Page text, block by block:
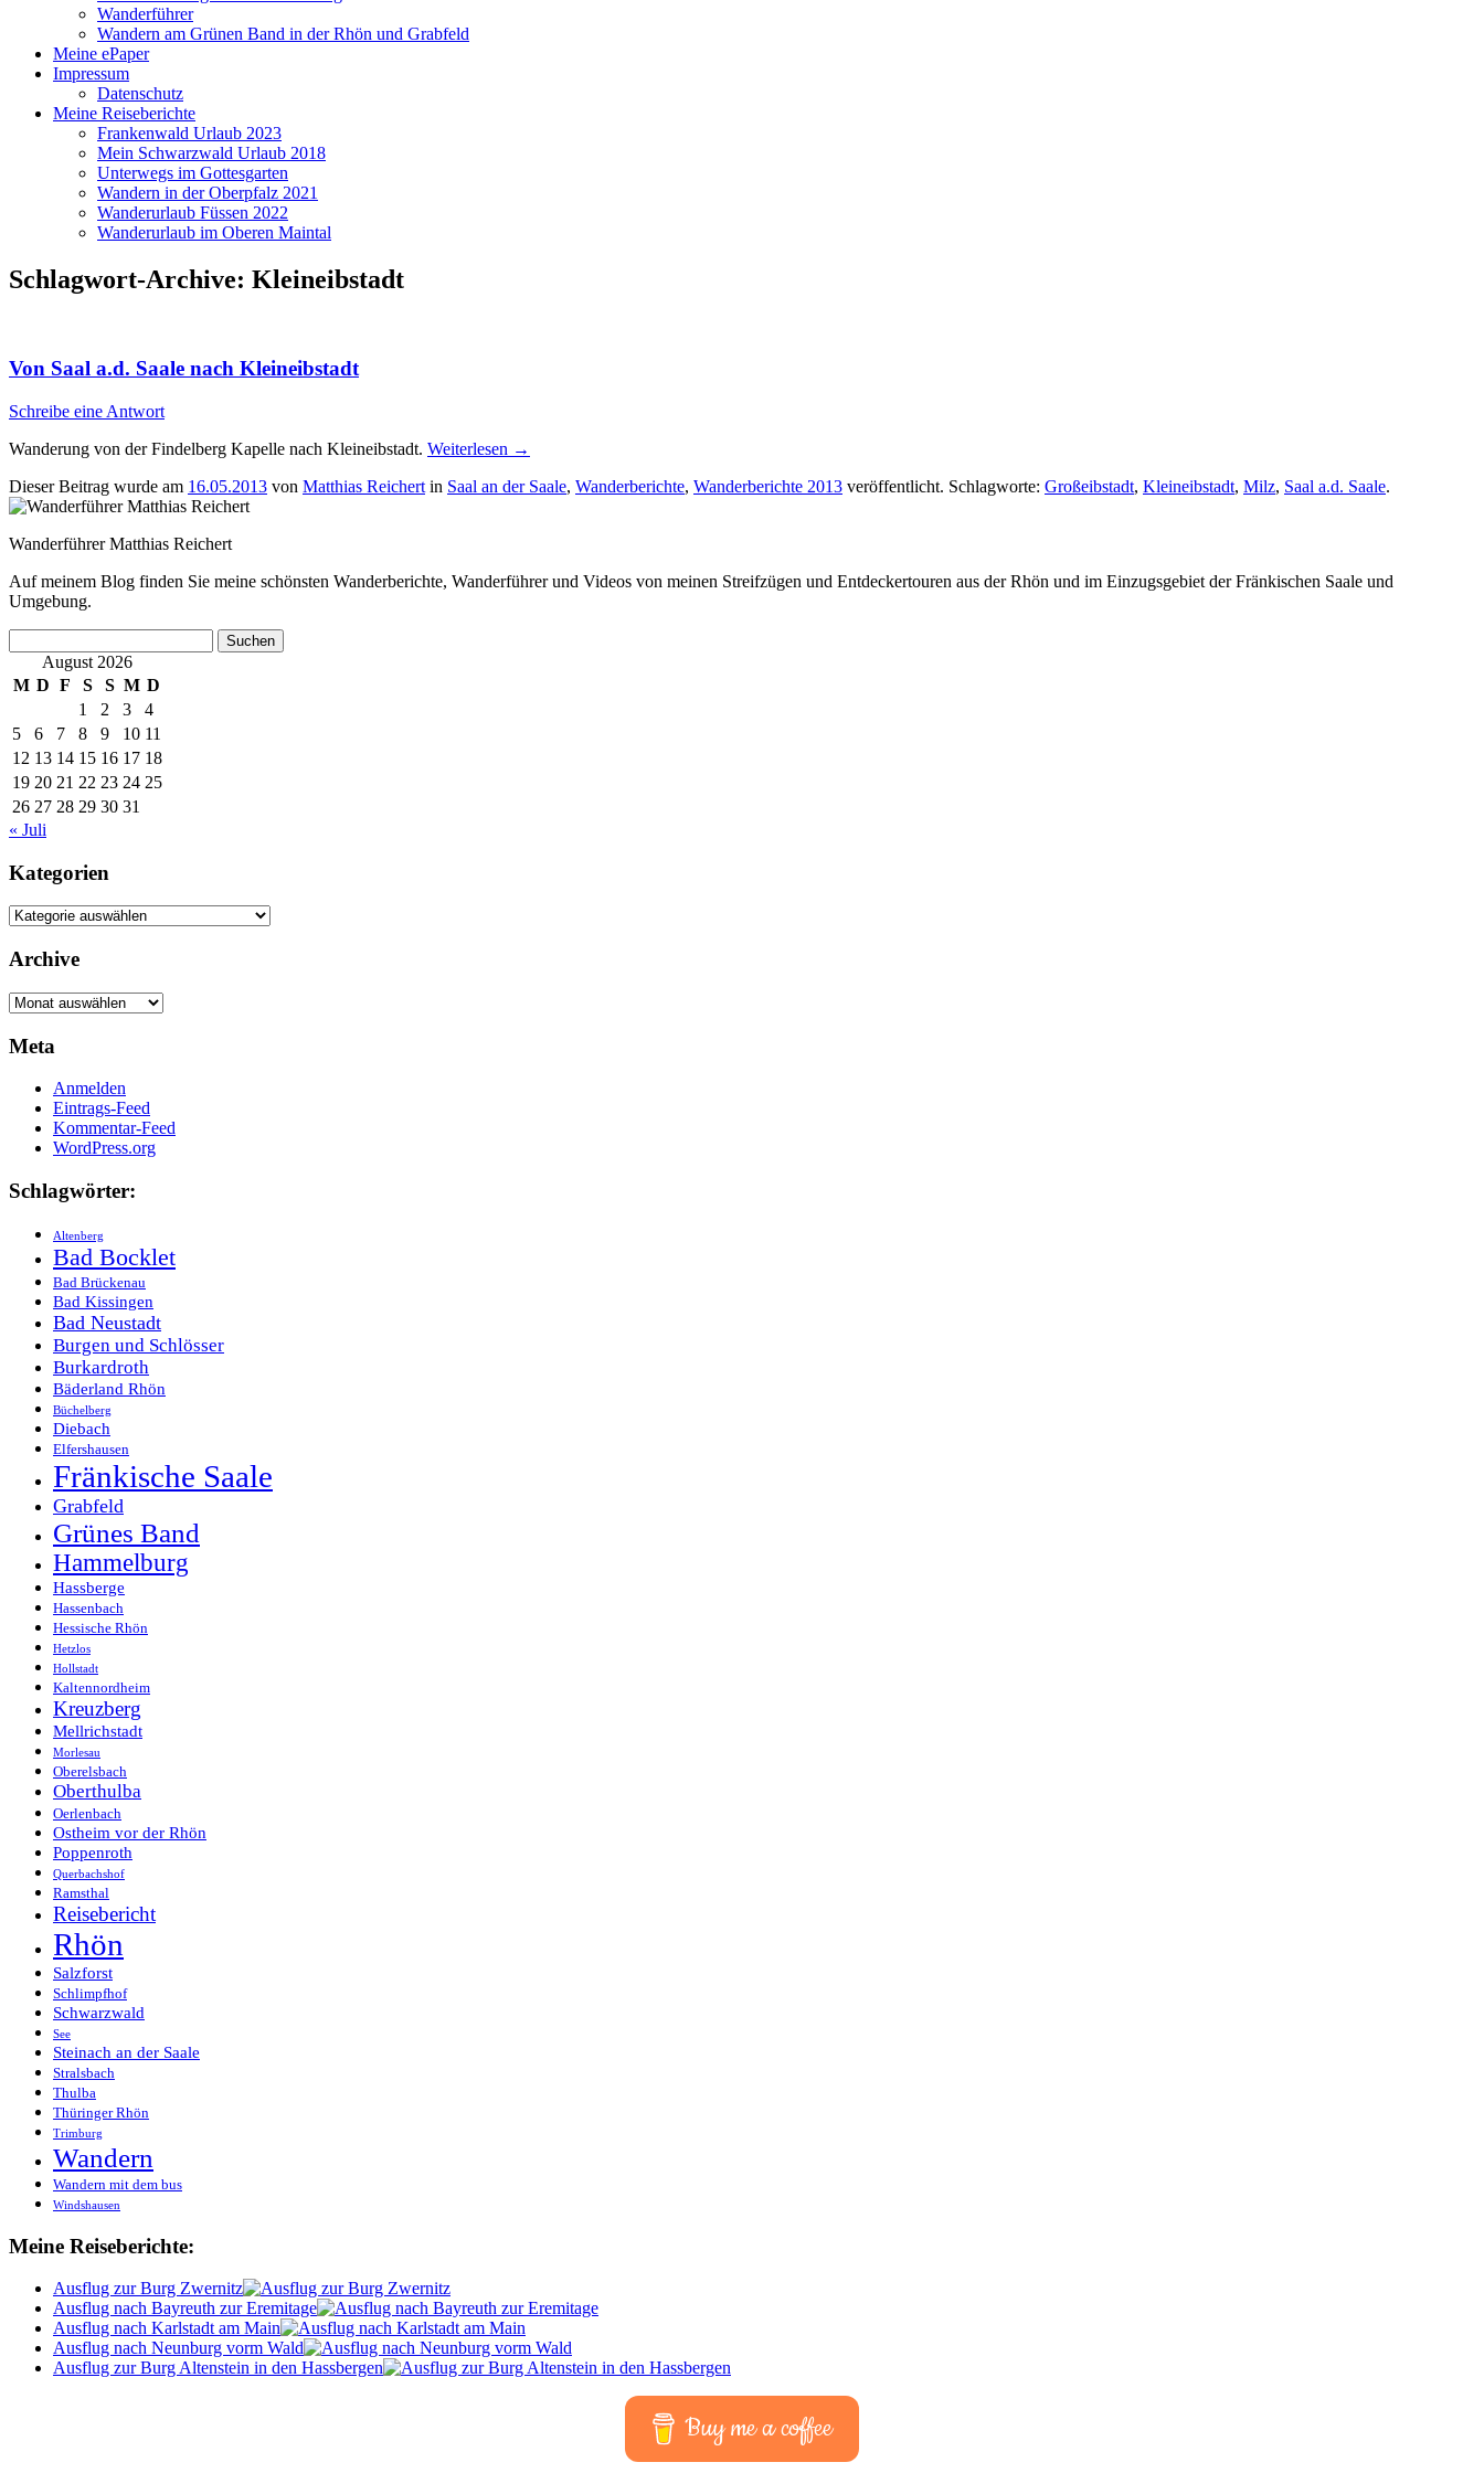
Wanderführer
Wandern am Grünen Band in der Rhön und Grabfeld
Meine ePaper
Impressum
Datenschutz
Meine Reiseberichte
Frankenwald Urlaub 2023
Mein Schwarzwald Urlaub 2018
Unterwegs im Gottesgarten
Wandern in der Oberpfalz 2021
Wanderurlaub Füssen 2022
Wanderurlaub im Oberen Maintal
Schlagwort-Archive: Kleineibstadt
Von Saal a.d. Saale nach Kleineibstadt
Schreibe eine Antwort
Wanderung von der Findelberg Kapelle nach Kleineibstadt. Weiterlesen →
Dieser Beitrag wurde am 16.05.2013 von Matthias Reichert in Saal an der Saale, Wanderberichte, Wanderberichte 2013 veröffentlicht. Schlagworte: Großeibstadt, Kleineibstadt, Milz, Saal a.d. Saale.
Wanderführer Matthias Reichert
Auf meinem Blog finden Sie meine schönsten Wanderberichte, Wanderführer und Videos von meinen Streifzügen und Entdeckertouren aus der Rhön und im Einzugsgebiet der Fränkischen Saale und
Umgebung.
nach:August 2026
M D F S S M D
1
2 3
4
5
6 7 8 9 10 11
12 13 14 15 16 17 18
19 20 21 22 23 24 25
26 27 28 29 30 31
« Juli
Kategorien
Kategorien
Archive
Archive
Meta
Anmelden
Eintrags-Feed
Kommentar-Feed
WordPress.org
Schlagwörter:
Altenberg
Bad Bocklet
Bad Brückenau
Bad Kissingen
Bad Neustadt
Burgen und Schlösser
Burkardroth
Bäderland Rhön
Büchelberg
Diebach
Elfershausen
Fränkische Saale
Grabfeld
Grünes Band
Hammelburg
Hassberge
Hassenbach
Hessische Rhön
Hetzlos
Hollstadt
Kaltennordheim
Kreuzberg
Mellrichstadt
Morlesau
Oberelsbach
Oberthulba
Oerlenbach
Ostheim vor der Rhön
Poppenroth
Querbachshof
Ramsthal
Reisebericht
Rhön
Salzforst
Schlimpfhof
Schwarzwald
See
Steinach an der Saale
Stralsbach
Thulba
Thüringer Rhön
Trimburg
Wandern
Wandern mit dem bus
Windshausen
Meine Reiseberichte:
Ausflug zur Burg Zwernitz
Ausflug nach Bayreuth zur Eremitage
Ausflug nach Karlstadt am Main
Ausflug nach Neunburg vorm Wald
Ausflug zur Burg Altenstein in den Hassbergen
Buy me a coffee